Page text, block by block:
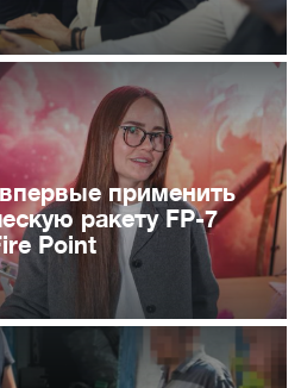
применить
ракету FP-7
Point